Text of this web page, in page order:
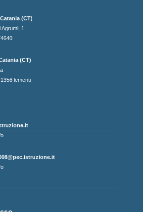
(CT)
Agrumi, 1
(CT)
lementi